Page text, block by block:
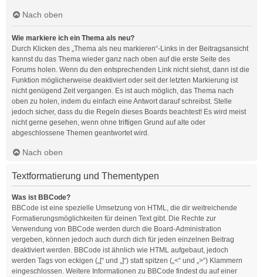
Nach oben
Wie markiere ich ein Thema als neu?
Durch Klicken des „Thema als neu markieren“-Links in der Beitragsansicht
kannst du das Thema wieder ganz nach oben auf die erste Seite des
Forums holen. Wenn du den entsprechenden Link nicht siehst, dann ist die
Funktion möglicherweise deaktiviert oder seit der letzten Markierung ist
nicht genügend Zeit vergangen. Es ist auch möglich, das Thema nach
oben zu holen, indem du einfach eine Antwort darauf schreibst. Stelle
jedoch sicher, dass du die Regeln dieses Boards beachtest! Es wird meist
nicht gerne gesehen, wenn ohne triftigen Grund auf alte oder
abgeschlossene Themen geantwortet wird.
Nach oben
Textformatierung und Thementypen
Was ist BBCode?
BBCode ist eine spezielle Umsetzung von HTML, die dir weitreichende
Formatierungsmöglichkeiten für deinen Text gibt. Die Rechte zur
Verwendung von BBCode werden durch die Board-Administration
vergeben, können jedoch auch durch dich für jeden einzelnen Beitrag
deaktiviert werden. BBCode ist ähnlich wie HTML aufgebaut, jedoch
werden Tags von eckigen („[“ und „]“) statt spitzen („<“ und „>“) Klammern
eingeschlossen. Weitere Informationen zu BBCode findest du auf einer